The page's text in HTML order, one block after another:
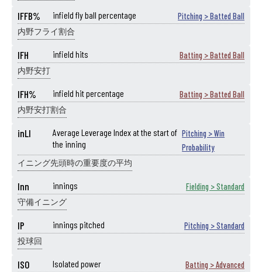
IFFB% infield fly ball percentage Pitching > Batted Ball
内野フライ割合
IFH infield hits Batting > Batted Ball
内野安打
IFH% infield hit percentage Batting > Batted Ball
内野安打割合
inLI
Average Leverage Index at the start of
the inning
Pitching > Win
Probability
イニング先頭時の重要度の平均
Inn innings Fielding > Standard
守備イニング
IP innings pitched Pitching > Standard
投球回
ISO Isolated power Batting > Advanced